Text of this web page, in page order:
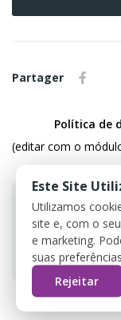
Partager
Política de
(editar com o
Este Site
Utilizamos
site e, com o
e marketing.
suas
Rejeitar